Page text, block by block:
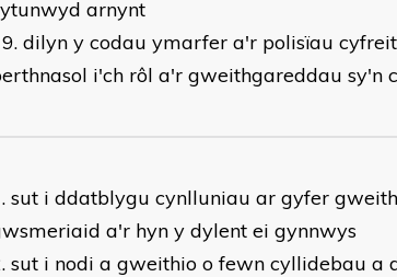
arnynt
dilyn y codau ymarfer a'r polisïau
i'ch rôl a'r gweithgareddau sy'n
sut i ddatblygu cynlluniau ar gyfer
a'r hyn y dylent ei gynnwys
sut i nodi a gweithio o fewn cyllidebau a